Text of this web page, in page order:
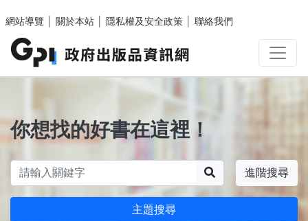
網站導覽
關於本站 隱私權及安全政策 聯絡我們
你想找的好書在這裡！
進階搜尋
主題搜尋